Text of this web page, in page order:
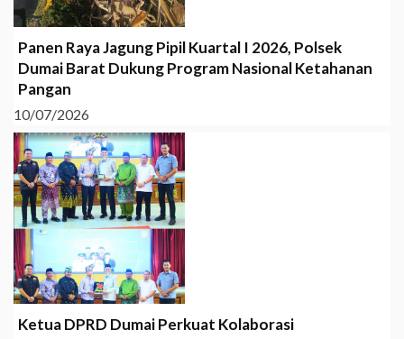
Panen Raya Jagung Pipil Kuartal I 2026, Polsek
Dumai Barat Dukung Program Nasional Ketahanan
Pangan
10/07/2026
Ketua DPRD Dumai Perkuat Kolaborasi